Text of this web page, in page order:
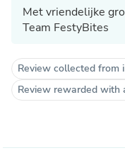
Met vriendelijke
Team FestyBites
Review collected from
Review rewarded with